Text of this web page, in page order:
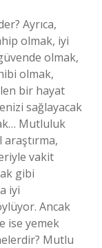
Ayrıca,
olmak, iyi
olmak,
olmak,
bir hayat
sağlayacak
Mutluluk
vakit
gibi
iyi
Ancak
ise yemek
Mutlu